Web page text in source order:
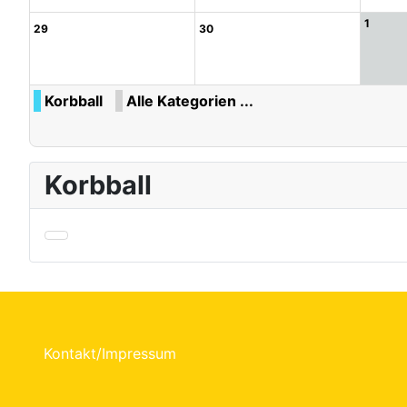
29 30 1
Korbball Alle Kategorien ...
Korbball
Kontakt/Impressum